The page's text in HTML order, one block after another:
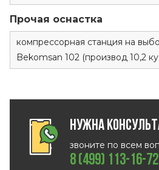
Прочая оснастка
компрессорная станция на
Bekomsan 102 (производ 10,2
Нужна
звоните по всем
8 (499) 113-16-72